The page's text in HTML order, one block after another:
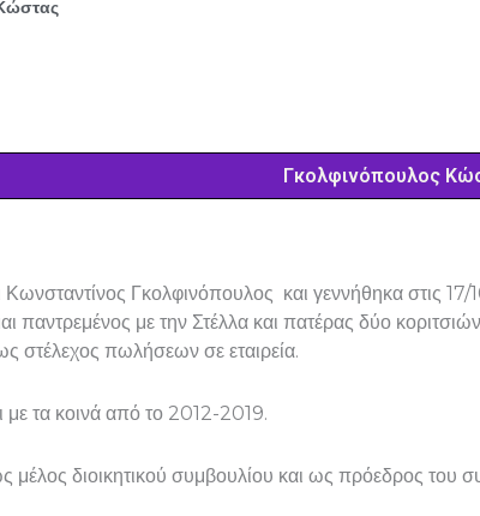
Γκολφινόπουλος
Κωνσταντίνος Γκολφινόπουλος και γεννήθηκα στις
παντρεμένος με την Στέλλα και πατέρας δύο
στέλεχος πωλήσεων σε εταιρεία.
με τα κοινά από το 2012-2019.
μέλος διοικητικού συμβουλίου και ως πρόεδρος